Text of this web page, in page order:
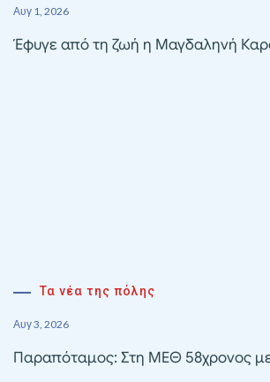
Αυγ 1, 2026
Έφυγε από τη ζωή η Μαγδαληνή
Τα νέα της πόλης
Αυγ 3, 2026
Παραπόταμος: Στη ΜΕΘ 58χρονος